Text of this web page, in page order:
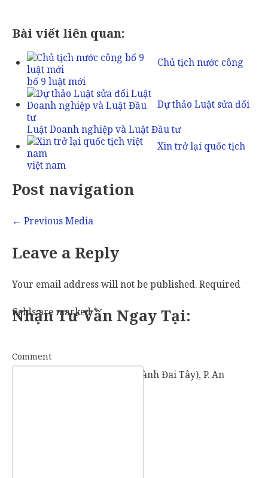
Bài viết liên quan:
Chủ tịch nước công
bố 9 luật mới
Dự thảo Luật sửa đổi
Luật Doanh nghiệp và Luật Đầu tư
Xin trở lại quốc tịch
việt nam
Post navigation
← Previous Media
Leave a Reply
Your email address will not be published.Required
fields are marked*
Comment
Nhận Tư Vấn Ngay Tại:
57 Vành Đai Tây (số cũ: 936 Vành Đai Tây), P. An